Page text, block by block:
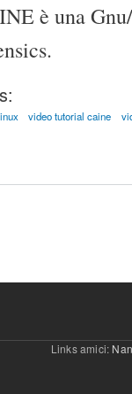
è una
video tutorial caine
Links amici: